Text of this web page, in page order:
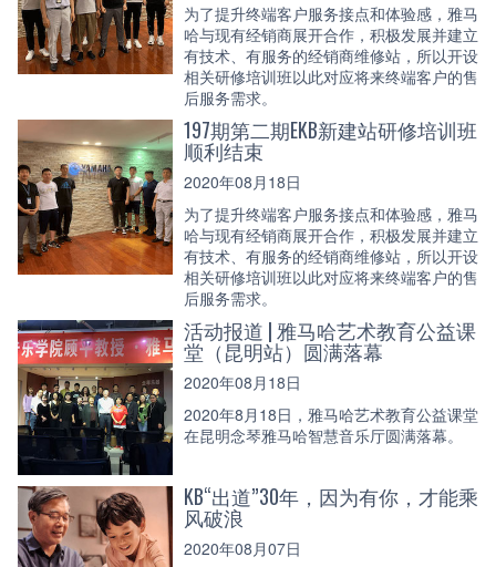
为了提升终端客户服务接点和体验感，雅马
哈与现有经销商展开合作，积极发展并建立
有技术、有服务的经销商维修站，所以开设
相关研修培训班以此对应将来终端客户的售
后服务需求。
197期第二期EKB新建站研修培训班
顺利结束
2020年08月18日
为了提升终端客户服务接点和体验感，雅马
哈与现有经销商展开合作，积极发展并建立
有技术、有服务的经销商维修站，所以开设
相关研修培训班以此对应将来终端客户的售
后服务需求。
活动报道 | 雅马哈艺术教育公益课
堂（昆明站）圆满落幕
2020年08月18日
2020年8月18日，雅马哈艺术教育公益课堂
在昆明念琴雅马哈智慧音乐厅圆满落幕。
KB“出道”30年，因为有你，才能乘
风破浪
2020年08月07日